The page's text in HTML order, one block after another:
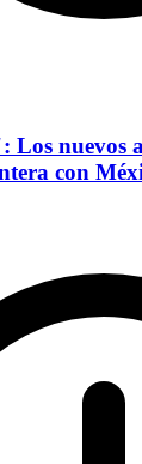
Los nuevos
con